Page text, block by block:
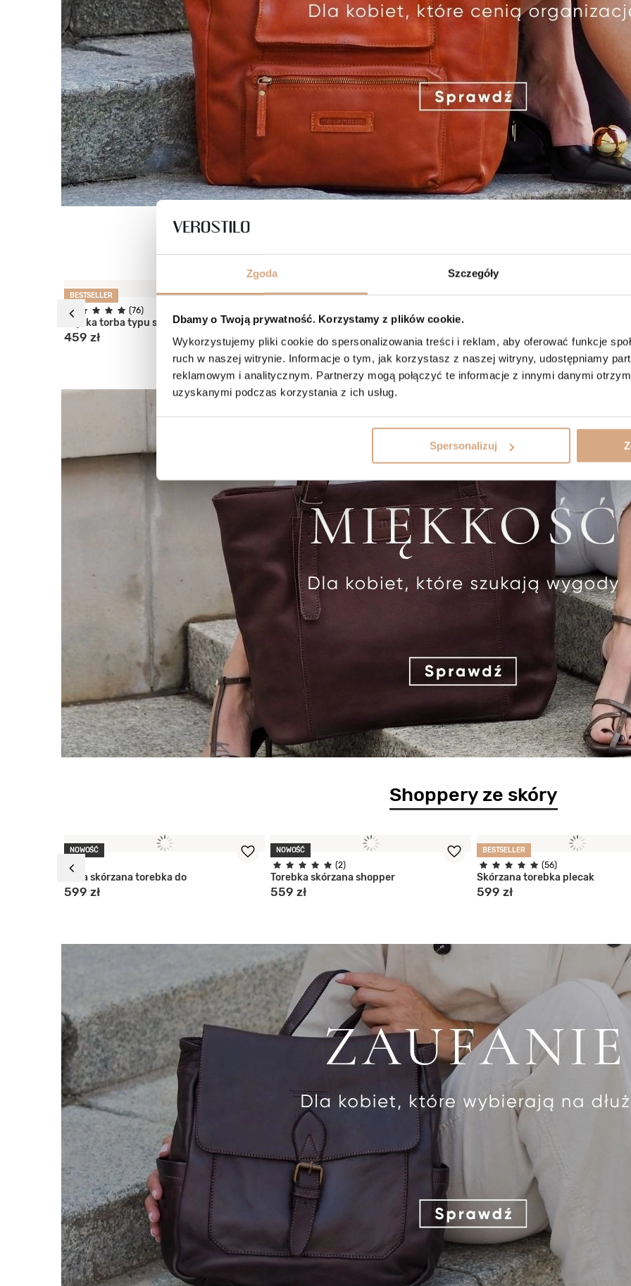
Zgoda Szczegóły
Dbamy o Twoją prywatność. Korzystamy z plików cookie.
Wykorzystujemy pliki cookie do spersonalizowania treści i reklam, aby oferować funkcje
ruch w naszej witrynie. Informacje o tym, jak korzystasz z naszej witryny, udostępniamy
reklamowym i analitycznym. Partnerzy mogą połączyć te informacje z innymi danymi
uzyskanymi podczas korzystania z ich usług.
Spersonalizuj
BESTSELLER
459 zł
BESTSELLER
(8)
Duża skórzana torebka shopper
549 zł
BESTSELLER
599 zł
Shoppery ze skóry
NOWOŚĆ BESTSELLER